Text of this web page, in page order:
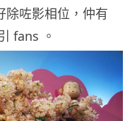
咗影相位，仲有
fans 。